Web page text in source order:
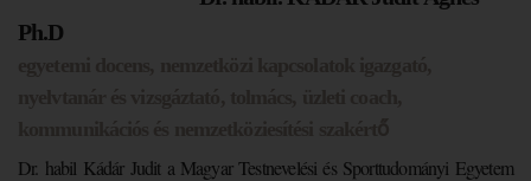
Ph.D
Dr. habil Kádár Judit a Magyar Testnevelési és Sporttudományi Egyetem